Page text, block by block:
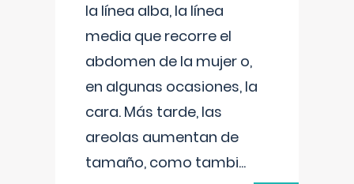
la línea alba, la línea
media que recorre el
abdomen de la mujer o,
en algunas ocasiones, la
cara. Más tarde, las
areolas aumentan de
tamaño, como tambi...